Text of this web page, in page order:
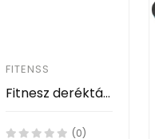
FITENSS
Fitnesz deréktámasz – háterősítő, hátmasszírozó és testtartásjavító - 3 nehézségi szint
(0)